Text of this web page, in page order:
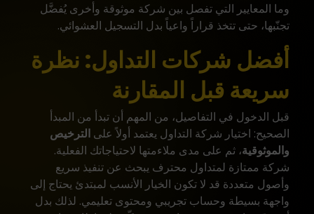
وما المعايير التي تفصل بين شركة موثوقة وأخرى يُفضَّل
تجنّبها، حتى تتخذ قراراً واعياً بدل التسجيل العشوائي.
أفضل شركات التداول: نظرة
سريعة قبل المقارنة
قبل الدخول في التفاصيل، من المهم أن تبدأ من المبدأ
الصحيح: اختيار شركة التداول يعتمد أولاً على الترخيص
والموثوقية، ثم على مدى ملاءمتها لاحتياجاتك الفعلية.
شركة ممتازة لمتداول محترف يبحث عن تنفيذ سريع
وأصول متعددة قد لا تكون الخيار الأنسب لمبتدئ يحتاج إلى
واجهة بسيطة وحساب تجريبي ومحتوى تعليمي. لذلك بدل